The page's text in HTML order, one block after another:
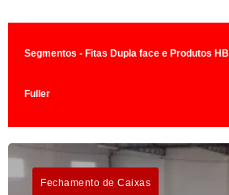
Segmentos - Fitas Dupla face e Produtos HB
Fuller
Fechamento de Caixas